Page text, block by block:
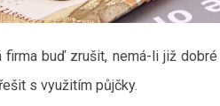
buď zrušit, nemá-li již
s využitím půjčky.